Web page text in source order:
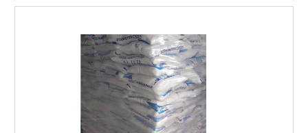
Proporciona acústica controlada,
sistemas de iluminação e climatização,
sendo amplamente usado em escritórios,
hospitais, lojas e ambientes comerciais.